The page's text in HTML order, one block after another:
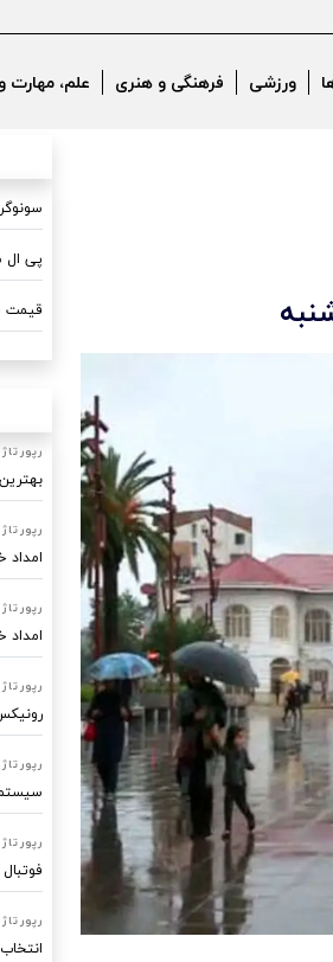
ورزشی فرهنگی و هنری علم، مهارت
پی ال
قیمت
امداد
سیستم